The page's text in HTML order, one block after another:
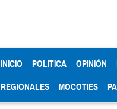
INICIO (CURRENT)
POLITICA OPINIÓN
REGIONALES MOCOTIES